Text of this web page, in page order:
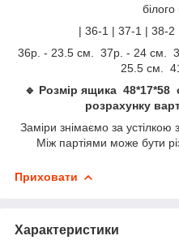
| 36-1 | 37-1 | 38-
36р. - 23.5 см. 37р. - 24 см.
25.5 см.
🔹 Розмір ящика
розрахунку
Заміри знімаємо за устілкою
Між партіями може бути
Приховати
Характеристики